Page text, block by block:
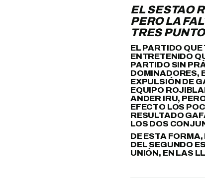
EL SESTAO
PERO LA
TRES
EL PARTIDO
ENTRETENIDO
PARTIDO SIN
DOMINADORES,
EXPULSIÓN DE
EQUIPO
ANDER IRU,
EFECTO LOS
RESULTADO
LOS DOS
DE ESTA
DEL SEGUNDO
UNIÓN, EN LAS